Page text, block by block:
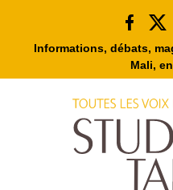
Informations, débats,
Mali,